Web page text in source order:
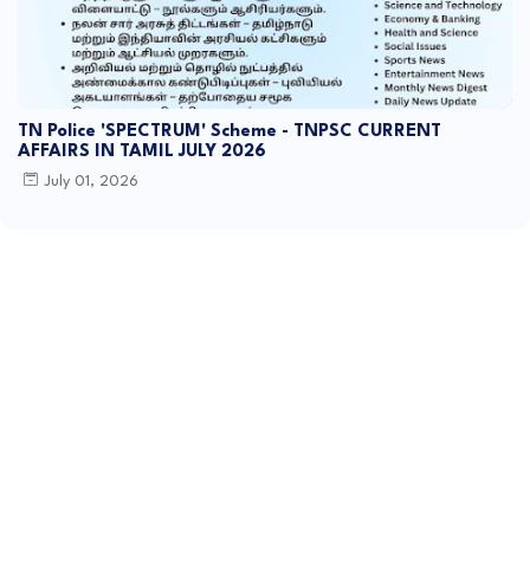
TN Police 'SPECTRUM' Scheme - TNPSC CURRENT
AFFAIRS IN TAMIL JULY 2026
July 01, 2026